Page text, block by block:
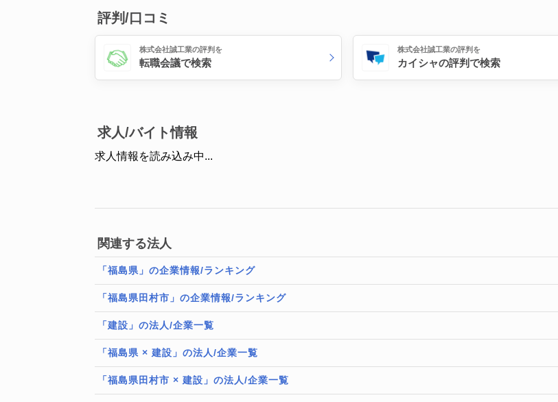
評判/口コミ
株式会社誠工業の評判を
転職会議で検索
株式会社誠工業の評判を
カイシャの評判で検索
求人/バイト情報
求人情報を読み込み中...
関連する法人
「福島県」の企業情報/ランキング
「福島県田村市」の企業情報/ランキング
「建設」の法人/企業一覧
「福島県 × 建設」の法人/企業一覧
「福島県田村市 × 建設」の法人/企業一覧